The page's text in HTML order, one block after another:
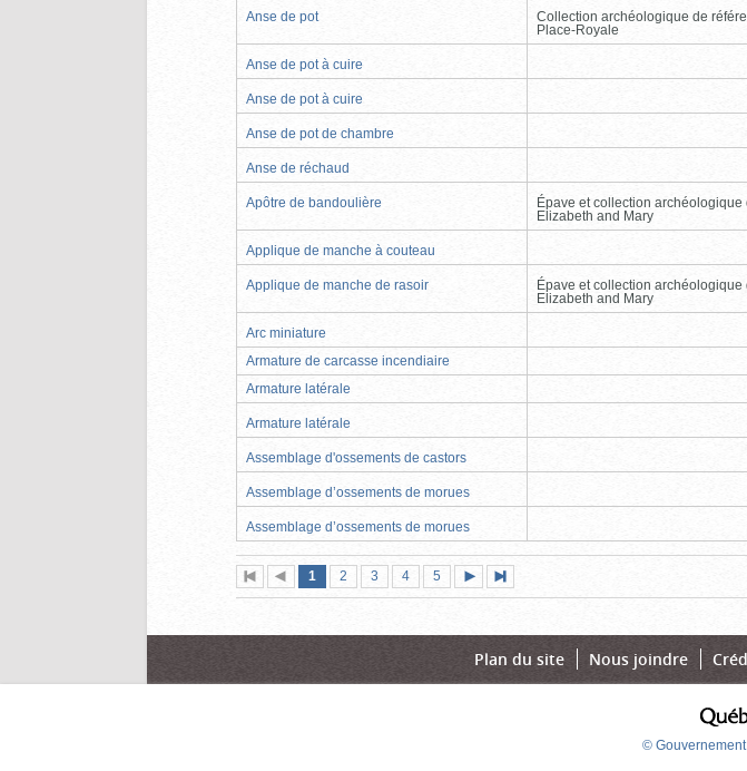
Anse de pot
Collection archéologique de
Place-Royale
Anse de pot à cuire
Anse de pot à cuire
Anse de pot de chambre
Anse de réchaud
Apôtre de bandoulière
Épave et collection archéologique
Elizabeth and Mary
Applique de manche à couteau
Applique de manche de rasoir
Épave et collection archéologique
Elizabeth and Mary
Arc miniature
Armature de carcasse incendiaire
Armature latérale
Armature latérale
Assemblage d'ossements de castors
Assemblage d’ossements de morues
Assemblage d’ossements de morues
Première
page
Page
précédente
Page
1 (page
actuelle)
Page
2 Page
3 Page
4 Page
5
suivante
page
Plan du site Nous joindre
©